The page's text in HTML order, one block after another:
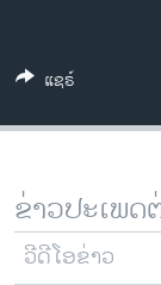
ສຽງ
ຕິດຕາມພວກເຮົາ ທີ່
ພາສາຕ່າງໆ
ແຊຣ໌
ຂ່າວປະເພດ
ວີດີໂອຂ່າວ